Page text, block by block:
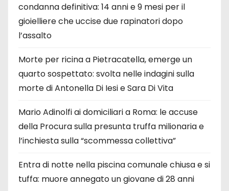
condanna definitiva: 14 anni e 9 mesi per il
gioielliere che uccise due rapinatori dopo
l’assalto
Morte per ricina a Pietracatella, emerge un
quarto sospettato: svolta nelle indagini sulla
morte di Antonella Di Iesi e Sara Di Vita
Mario Adinolfi ai domiciliari a Roma: le accuse
della Procura sulla presunta truffa milionaria e
l’inchiesta sulla “scommessa collettiva”
Entra di notte nella piscina comunale chiusa e si
tuffa: muore annegato un giovane di 28 anni